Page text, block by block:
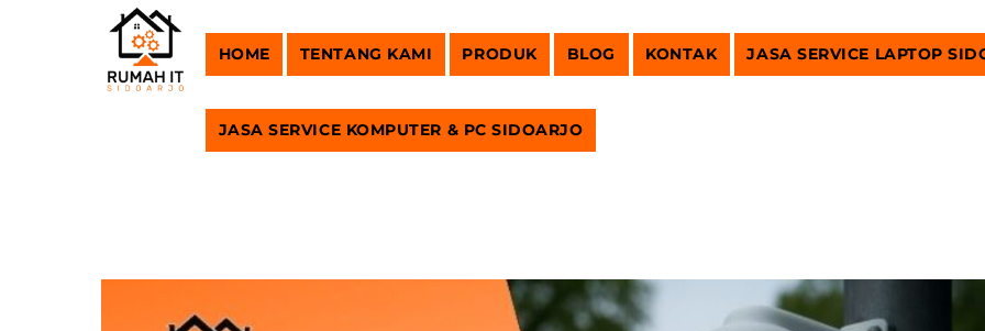
HOME TENTANG KAMI PRODUK BLOG KONTAK JASA SERVICE LAPTOP
JASA SERVICE KOMPUTER & PC SIDOARJO